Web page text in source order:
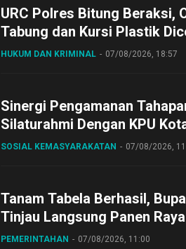
URC Polres Bitung Beraksi,
Tabung dan Kursi Plastik
HUKUM DAN KRIMINAL 07/08/2026, 18:57
Sinergi Pengamanan
Silaturahmi Dengan KPU
SOSIAL KEMASYARAKATAN 07/08/2026,
Tanam Tabela Berhasil,
Tinjau Langsung Panen
Desa Gihang
PEMERINTAHAN 07/08/2026, 11:00